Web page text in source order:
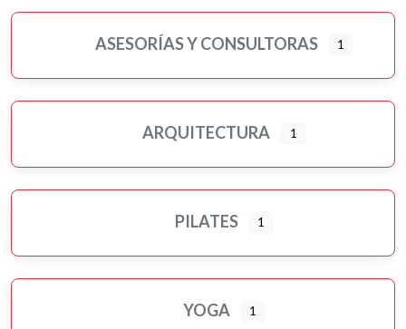
ASESORÍAS Y CONSULTORAS 1
ARQUITECTURA 1
PILATES 1
YOGA 1